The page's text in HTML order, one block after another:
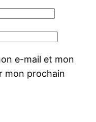
e-mail et mon
mon prochain